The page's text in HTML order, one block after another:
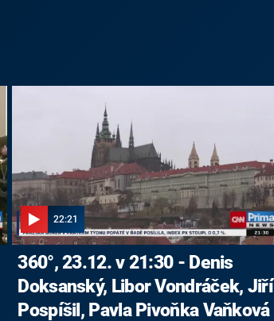
22:21
360°, 23.12. v 21:30 - Denis
Doksanský, Libor Vondráček, Jiří
Pospíšil, Pavla Pivoňka Vaňková